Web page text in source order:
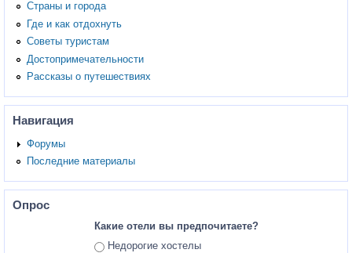
Страны и города
Где и как отдохнуть
Советы туристам
Достопримечательности
Рассказы о путешествиях
Навигация
Форумы
Последние материалы
Опрос
Какие отели вы предпочитаете?
Ответы
Недорогие хостелы